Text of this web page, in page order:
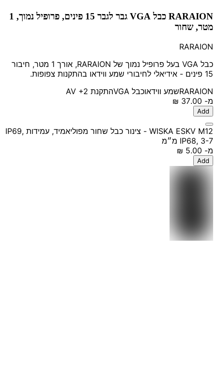
RARAION כבל VGA גבר לגבר 15 פינים, פרופיל נמוך, 1
מטר, שחור
RARAION
כבל VGA בעל פרופיל נמוך של RARAION, אורך 1 מטר, חיבור
15 פינים - אידיאלי לחיבורי שמע ווידאו בהתקנות צפופות.
RARAIONשמע ווידאוכבל VGA התקנת AV +2
מ-
Add
WISKA ESKV M12 - צינור כבל שחור מפוליאמיד, עמידות IP69,
IP68, 3-7 מ״מ
מ-
Add